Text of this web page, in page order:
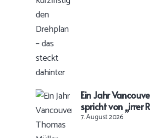
Ein Jahr
spricht von „irrer
7. August 2026